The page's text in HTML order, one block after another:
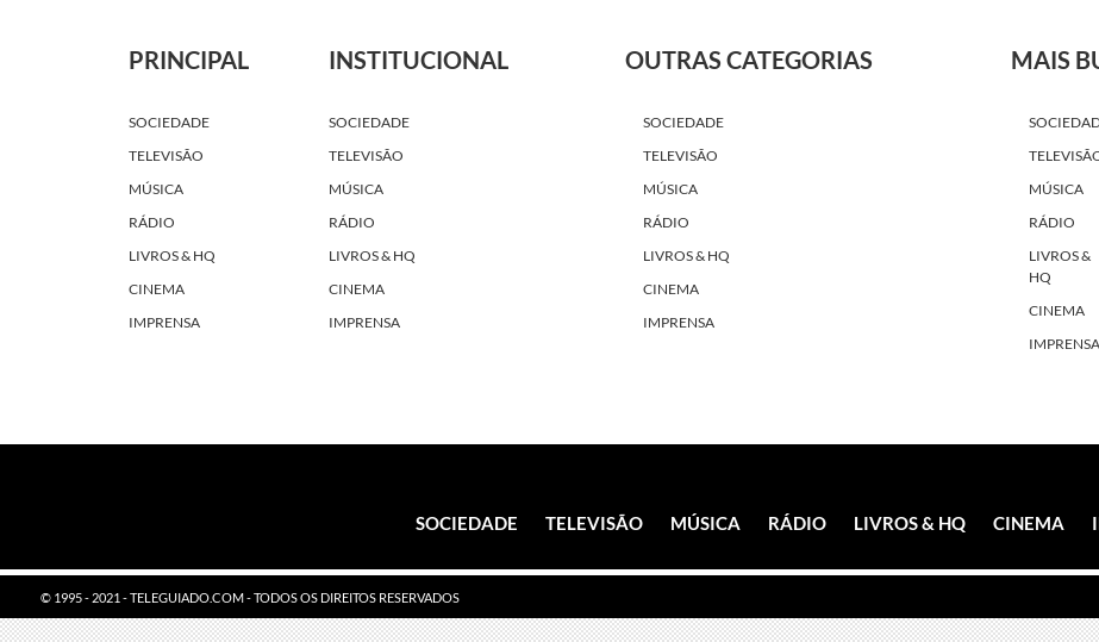
PRINCIPAL
SOCIEDADE
TELEVISÃO
MÚSICA
RÁDIO
LIVROS & HQ
CINEMA
IMPRENSA
INSTITUCIONAL
SOCIEDADE
TELEVISÃO
MÚSICA
RÁDIO
LIVROS & HQ
CINEMA
IMPRENSA
OUTRAS CATEGORIAS
SOCIEDADE
TELEVISÃO
MÚSICA
RÁDIO
LIVROS & HQ
CINEMA
IMPRENSA
MAIS
MÚSICA
RÁDIO
LIVROS &
HQ
CINEMA
IMPRENSA
SOCIEDADE TELEVISÃO MÚSICA RÁDIO LIVROS & HQ CINEMA
© 1995 - 2021 - TELEGUIADO.COM - TODOS OS DIREITOS RESERVADOS